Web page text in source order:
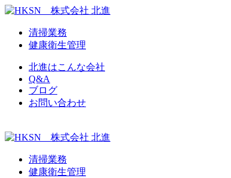
清掃業務
健康衛生管理
北進はこんな会社
Q&A
ブログ
お問い合わせ
清掃業務
健康衛生管理